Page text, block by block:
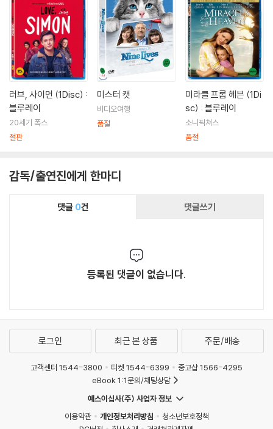
러브, 사이먼 (1Disc) :
블루레이
20세기 폭스
절판
미스터 캣
비디오여행
품절
미라클 프롬 헤븐 (1Di
sc) : 블루레이
소니픽쳐스
품절
감독/출연진에게 한마디
댓글 0건 댓글쓰기
등록된 댓글이 없습니다.
로그인 최근 본 상품 주문/배송
고객센터 1544-3800 티켓 1544-6399
중고샵 1566-4295
eBook 1:1문의/채팅상담
예스이십사(주) 사업자 정보
이용약관
개인정보처리방침
청소년보호정책